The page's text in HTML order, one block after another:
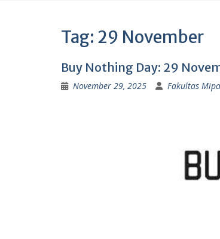
Tag: 29 November
Buy Nothing Day: 29
November 29, 2025 Fakultas Mipa